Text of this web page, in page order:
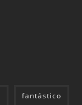
fantástico